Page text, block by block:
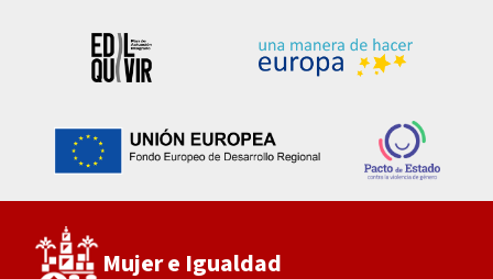
Mujer e Igualdad